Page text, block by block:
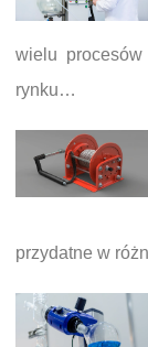
wielu procesów
rynku…
przydatne w